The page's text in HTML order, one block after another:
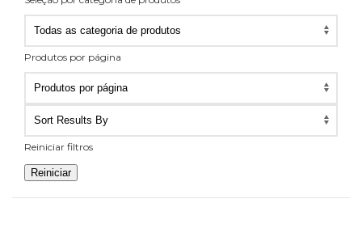
Seleção
por
categoria
de
produtos
Produtos por página
Produtos
por
página
Reiniciar filtros